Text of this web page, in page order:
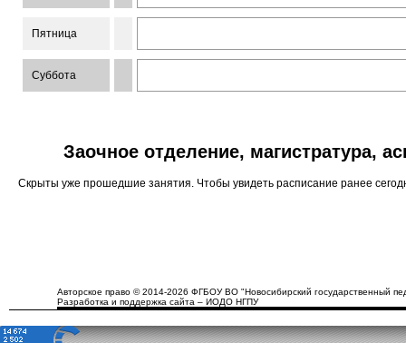
Пятница
Суббота
Заочное отделение, магистратура,
Скрыты уже прошедшие занятия. Чтобы увидеть расписание ранее
Авторское право © 2014-2026 ФГБОУ ВО "Новосибирский государственный
Разработка и поддержка сайта – ИОДО НГПУ